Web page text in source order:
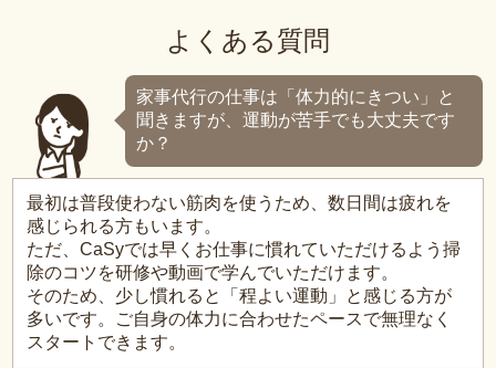
よくある質問
家事代行の仕事は「体力的にきつい」と
聞きますが、運動が苦手でも大丈夫です
か？
最初は普段使わない筋肉を使うため、数日間は疲れを
感じられる方もいます。
ただ、CaSyでは早くお仕事に慣れていただけるよう掃
除のコツを研修や動画で学んでいただけます。
そのため、少し慣れると「程よい運動」と感じる方が
多いです。ご自身の体力に合わせたペースで無理なく
スタートできます。